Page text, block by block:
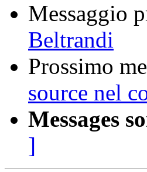
Messaggio
Beltrandi
Prossimo
source nel
Messages
]